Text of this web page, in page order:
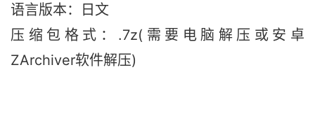
语言版本：日文
压缩包格式：.7z(需要电脑解压或安卓
ZArchiver软件解压)